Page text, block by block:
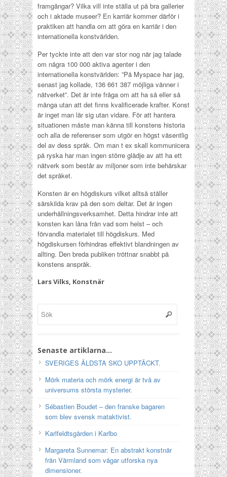
framgångar? Vilka vill inte ställa ut på bra gallerier
och i aktade museer? En karriär kommer därför i
praktiken att handla om att göra en karriär i den
internationella konstvärlden.
Per tyckte inte att den var stor nog när jag talade
om några 100 000 aktiva agenter i den
internationella konstvärlden: ”På Myspace har jag,
senast jag kollade, 136 661 387 möjliga vänner i
nätverket”. Det är inte fråga om att ha så eller så
många utan att det finns kvalificerade krafter. Konst
är inget man lär sig utan vidare. För att hantera
situationen måste man känna till konstens historia
och alla de referenser som utgör en högst väsentlig
del av dess språk. Om man t ex skall kommunicera
på ryska har man ingen större glädje av att ha ett
nätverk som består av miljoner som inte behärskar
det språket.
Konsten är en högdiskurs vilket alltså ställer
särskilda krav på den som deltar. Det är ingen
underhållningsverksamhet. Detta hindrar inte att
konsten kan låna från vad som helst – och
förvandla materialet till högdiskurs. Med
högdiskursen förhindras effektivt blandningen av
allting. Den breda publiken tröttnar snabbt på
konstens anspråk.
Lars Vilks, Konstnär
Senaste artiklarna…
SVERIGES ÄLDSTA SKO UPPTÄCKT.
Mörk materia och mörk energi är två av
universums största mysterier.
Sébastien Boudet – den franske bagaren
som blev svensk mataktivist.
Karlfeldtsgården i Karlbo
Margareta Sunnemar: En abstrakt konstnär
från Värmland som vågar utforska nya
dimensioner.